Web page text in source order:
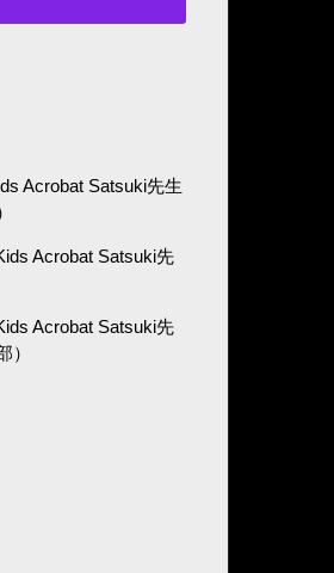
Acrobat Satsuki先生
Acrobat Satsuki先
Acrobat Satsuki先
）